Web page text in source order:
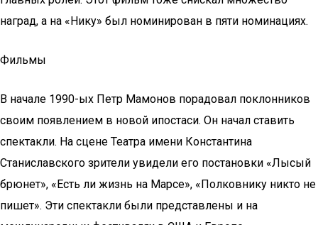
наград, а на «Нику» был номинирован в пяти номинациях.
Фильмы
В начале 1990-ых Петр Мамонов порадовал поклонников
своим появлением в новой ипостаси. Он начал ставить
спектакли. На сцене Театра имени Константина
Станиславского зрители увидели его постановки «Лысый
брюнет», «Есть ли жизнь на Марсе», «Полковнику никто не
пишет». Эти спектакли были представлены и на